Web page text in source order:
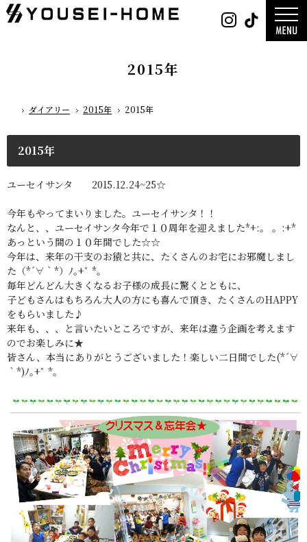
2015年
ホーム
ダイアリー 2015年 2015年
2015年
ユーセイサンタ 2015.12.24~25☆
今年もやってまいりました。ユーセイサンタ！！
なんと、、ユーセイサンタ今年で１０周年を迎えました*+:。 。:+*
あっという間の１０年間でした☆☆
今年は、来年の干支のお猿と共に、たくさんのお宅にお邪魔しまし
た（*´∀｀*）ﾉ｡+ﾟ *｡
毎年どんどん大きくなるお子様の成長に驚くとともに、
子どもさんはもちろん大人の方にも喜んで頂き、たくさんのHAPPY
をもらいました♪
来年も、、、と言いたいところですが、来年は違う企画を考えます
のでお楽しみに★
皆さん、本当にありがとうございました！楽しい二日間でした(*´∀
｀*)ﾉ｡+ﾟ *｡
2026年
2025年
2024年
2階建て
Rustic -ラ
0800-
888-
2003
営業時
間9:30
～